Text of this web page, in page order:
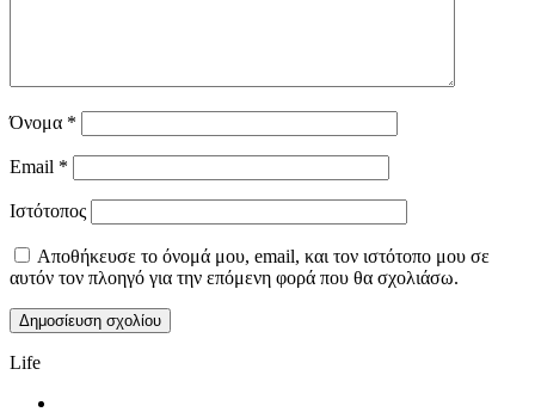
Όνομα *
Email *
Ιστότοπος
Αποθήκευσε το όνομά μου, email, και τον ιστότοπο μου σε
αυτόν τον πλοηγό για την επόμενη φορά που θα σχολιάσω.
Life